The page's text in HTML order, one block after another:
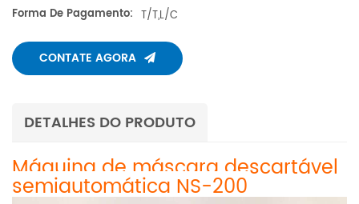
Forma De Pagamento: T/T,L/C
CONTATE AGORA
DETALHES DO PRODUTO
Máquina de máscara descartável
semiautomática NS-200